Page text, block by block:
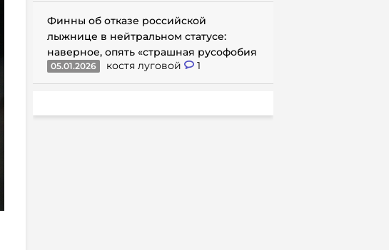
Финны об отказе российской
лыжнице в нейтральном статусе:
наверное, опять «страшная русофобия
05.01.2026 костя луговой 1